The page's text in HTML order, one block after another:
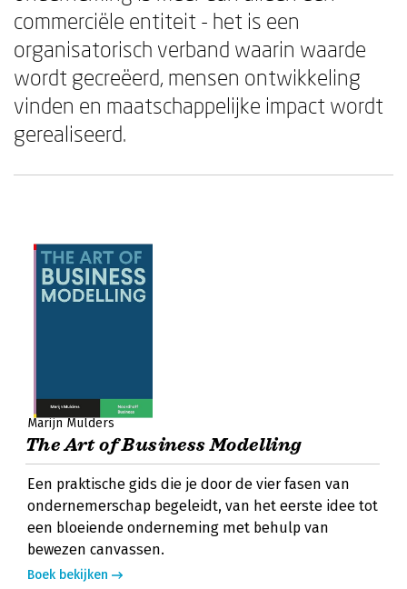
commerciële entiteit - het is een
organisatorisch verband waarin waarde
wordt gecreëerd, mensen ontwikkeling
vinden en maatschappelijke impact wordt
gerealiseerd.
Marijn Mulders
The Art of Business Modelling
Een praktische gids die je door de vier fasen van
ondernemerschap begeleidt, van het eerste idee tot
een bloeiende onderneming met behulp van
bewezen canvassen.
Boek bekijken